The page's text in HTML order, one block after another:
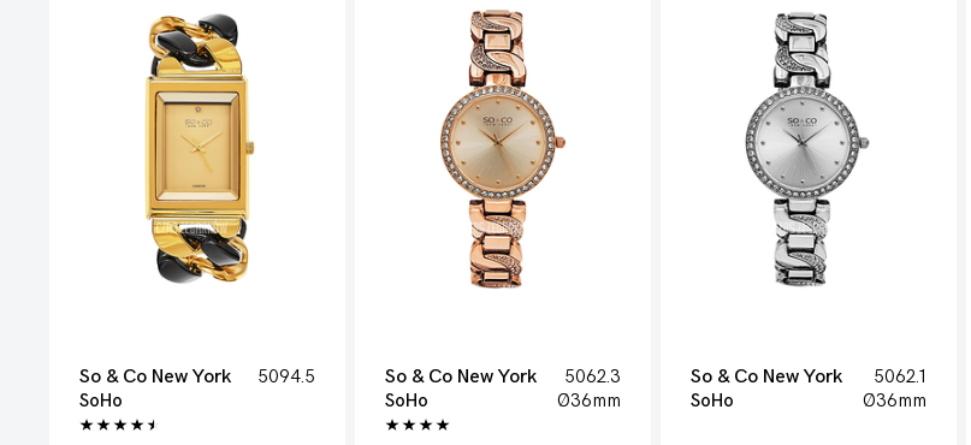
So & Co New York
5094.5
SoHo
So & Co New York
5062.3
SoHo
Ø36mm
So & Co New York
5062.1
SoHo
Ø36mm